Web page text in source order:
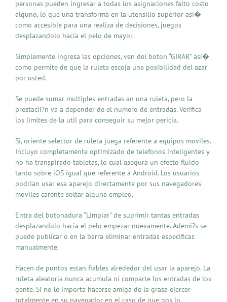
personas pueden ingresar a todas los asignaciones falto costo
alguno, lo que una transforma en la utensilio superior asi�
como accesible para una realiza de decisiones, juegos
desplazandolo hacia el pelo de mayor.
Simplemente ingresa las opciones, ven del boton “GIRAR” asi�
como permite de que la ruleta escoja una posibilidad del azar
por usted.
Se puede sumar multiples entradas an una ruleta, pero la
prestacii?n va a depender de el numero de entradas. Verifica
los limites de la util para conseguir su mejor pericia.
Si, oriente selector de ruleta juega referente a equipos moviles.
Incluyo completamente optimizado de telefonos inteligentes y
no ha transpirado tabletas, lo cual asegura un efecto fluido
tanto sobre iOS igual que referente a Android. Los usuarios
podrian usar esa aparejo directamente por sus navegadores
moviles carente soltar alguna empleo.
Entra del botonadura “Limpiar” de suprimir tantas entradas
desplazandolo hacia el pelo empezar nuevamente. Ademi?s se
puede publicar o en la barra eliminar entradas especificas
manualmente.
Hacen de puntos estan fiables alrededor del usar la aparejo. La
ruleta aleatoria nunca acumula ni comparte los entradas de los
gente. Si no le importa hacerse amiga de la grasa ejercer
totalmente en su navegador en el caso de que nos lo